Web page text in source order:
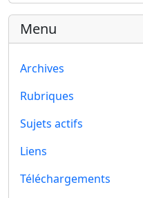
Menu
Archives
Rubriques
Sujets actifs
Liens
Téléchargements